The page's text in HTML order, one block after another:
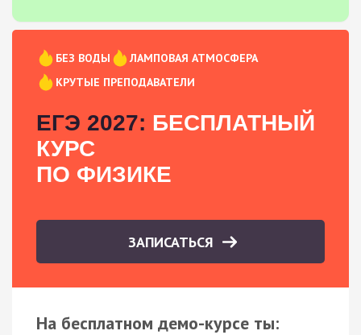
БЕЗ ВОДЫ
ЛАМПОВАЯ АТМОСФЕРА
КРУТЫЕ ПРЕПОДАВАТЕЛИ
ЕГЭ 2027: БЕСПЛАТНЫЙ
КУРС
ПО ФИЗИКЕ
ЗАПИСАТЬСЯ
На бесплатном демо-курсе ты: